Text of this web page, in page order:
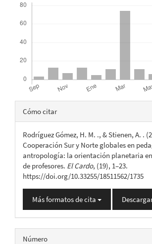
Detalles
del
artículo
Cómo citar
Rodríguez Gómez, H. M. ., & Stienen, A. .
Cooperación Sur y Norte globales en
antropología: la orientación planetaria
de profesores. El Cardo, (19), 1–23.
https://doi.org/10.33255/18511562/1735
Más formatos de cita
Número